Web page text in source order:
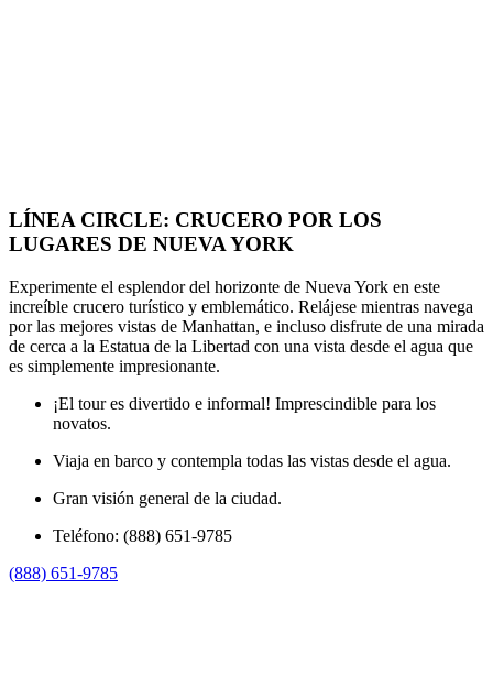
LÍNEA CIRCLE: CRUCERO POR LOS
LUGARES DE NUEVA YORK
Experimente el esplendor del horizonte de Nueva York en este
increíble crucero turístico y emblemático. Relájese mientras navega
por las mejores vistas de Manhattan, e incluso disfrute de una mirada
de cerca a la Estatua de la Libertad con una vista desde el agua que
es simplemente impresionante.
¡El tour es divertido e informal! Imprescindible para los
novatos.
Viaja en barco y contempla todas las vistas desde el agua.
Gran visión general de la ciudad.
Teléfono: (888) 651-9785
(888) 651-9785